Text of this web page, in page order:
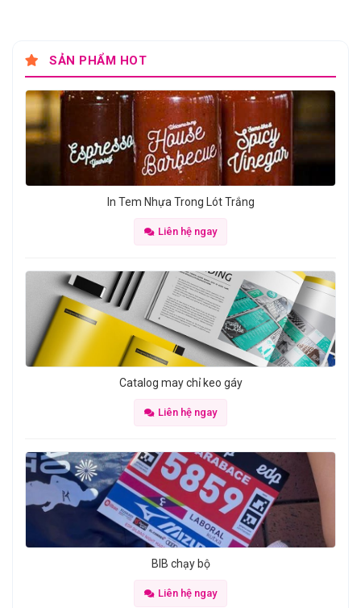
SẢN PHẨM HOT
In Tem Nhựa Trong Lót Trắng
Liên hệ ngay
Catalog may chỉ keo gáy
Liên hệ ngay
BIB chạy bộ
Liên hệ ngay